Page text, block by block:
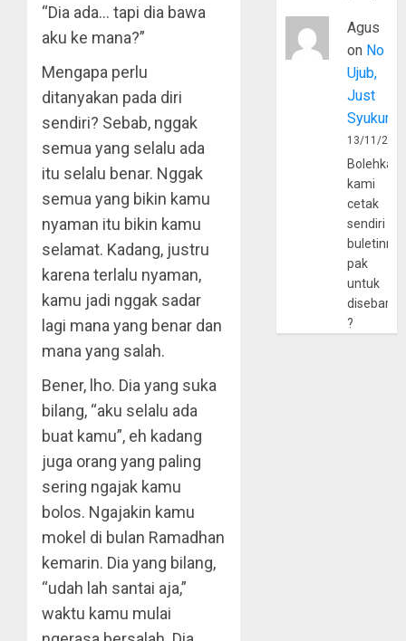
“Dia ada… tapi dia bawa
aku ke mana?”
Mengapa perlu
ditanyakan pada diri
sendiri? Sebab, nggak
semua yang selalu ada
itu selalu benar. Nggak
semua yang bikin kamu
nyaman itu bikin kamu
selamat. Kadang, justru
karena terlalu nyaman,
kamu jadi nggak sadar
lagi mana yang benar dan
mana yang salah.
Bener, lho. Dia yang suka
bilang, “aku selalu ada
buat kamu”, eh kadang
juga orang yang paling
sering ngajak kamu
bolos. Ngajakin kamu
mokel di bulan Ramadhan
kemarin. Dia yang bilang,
“udah lah santai aja,”
waktu kamu mulai
Agus
on No
Ujub,
Just
Syukur
13/11/
Bolehkah
kami
cetak
sendiri
pak
untuk
?